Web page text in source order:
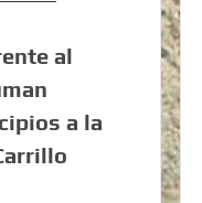
al
a la